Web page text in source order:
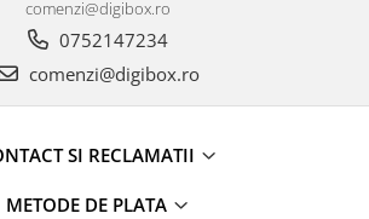
comenzi@digibox.ro
0752147234
comenzi@digibox.ro
SI RECLAMATII
METODE DE PLATA